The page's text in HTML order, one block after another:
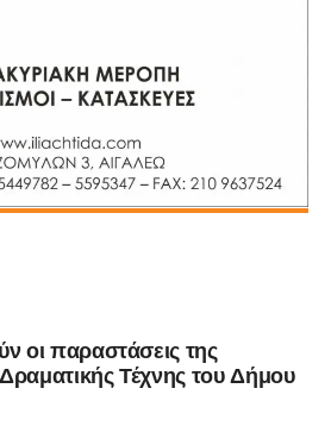
οι παραστάσεις της
Τέχνης του Δήμου